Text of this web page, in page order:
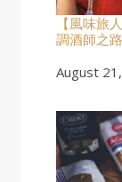
【風味旅
調酒師之路
Date
August